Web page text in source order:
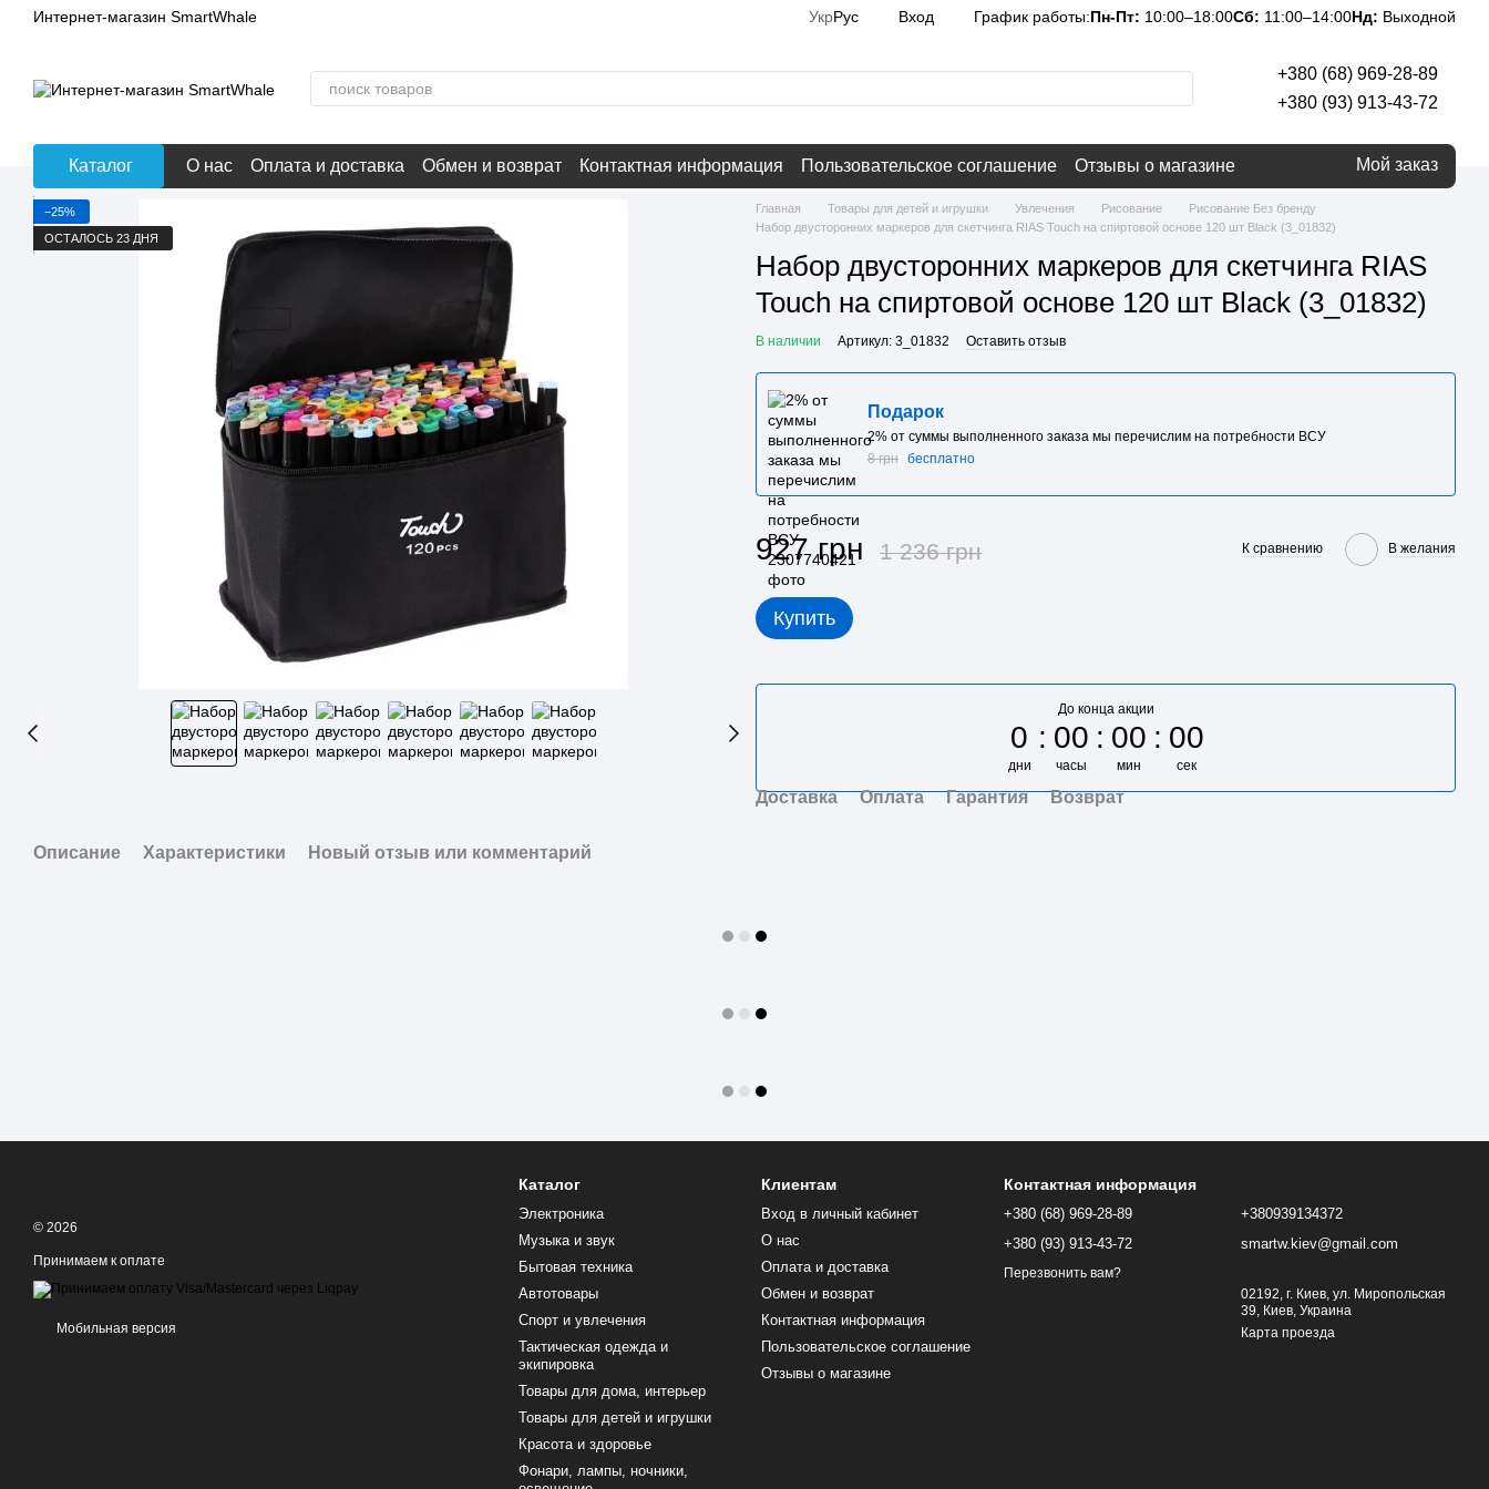
Перейти к основному контенту
Интернет-магазин SmartWhale УкрРус Вход График работы:Пн-Пт: 10:00–18:00Сб: 11:00–14:00Нд: Выходной
+380 (68) 969-28-89
+380 (93) 913-43-72
Каталог О нас Оплата и доставка Обмен и возврат Контактная информация Пользовательское соглашение Отзывы о магазине Мой заказ
−25%
ОСТАЛОСЬ 23 ДНЯ
Главная Товары для детей и игрушки Увлечения Рисование
Рисование Без бренду
Набор двусторонних маркеров для скетчинга RIAS Touch на спиртовой основе 120 шт Black (3_01832)
Набор двусторонних маркеров для скетчинга RIAS
Touch на спиртовой основе 120 шт Black (3_01832)
В наличии Артикул: 3_01832 Оставить отзыв
Подарок
2% от суммы выполненного заказа мы перечислим на потребности BCУ
8 грн бесплатно
927 грн 1 236 грн К сравнению В желания
Купить
До конца акции
0
дни
00
часы
00
мин
00
сек
Доставка Оплата Гарантия Возврат
Описание Характеристики Новый отзыв или комментарий
© 2026
Принимаем к оплате
Мобильная версия
Каталог
Электроника
Музыка и звук
Бытовая техника
Автотовары
Спорт и увлечения
Тактическая одежда и
экипировка
Товары для дома, интерьер
Товары для детей и игрушки
Красота и здоровье
Фонари, лампы, ночники,
Клиентам
Вход в личный кабинет
О нас
Оплата и доставка
Обмен и возврат
Контактная информация
Пользовательское соглашение
Отзывы о магазине
Контактная информация
+380 (68) 969-28-89
+380 (93) 913-43-72
Перезвонить вам?
+380939134372
smartw.kiev@gmail.com
02192, г. Киев, ул. Миропольская
39, Киев, Украина
Карта проезда